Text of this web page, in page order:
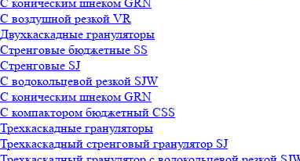
С воздушной резкой VR
Двухкаскадные грануляторы
Стренговые бюджетные SS
Стренговые SJ
С водокольцевой резкой SJW
С коническим шнеком GRN
С компактором бюджетный CSS
Трехкаскадные грануляторы
Трехкаскадный стренговый гранулятор SJ